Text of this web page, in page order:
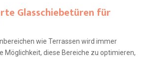
Glasschiebetüren für
wie Terrassen wird immer
Möglichkeit, diese Bereiche zu optimieren,